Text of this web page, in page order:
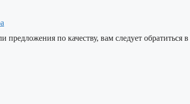
по качеству, вам следует обратиться в